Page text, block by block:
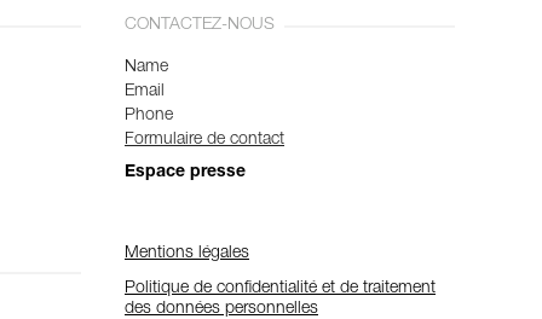
CONTACTEZ-NOUS
Name
Email
Phone
Formulaire de contact
Espace presse
Mentions légales
Politique de confidentialité et de traitement
des données personnelles